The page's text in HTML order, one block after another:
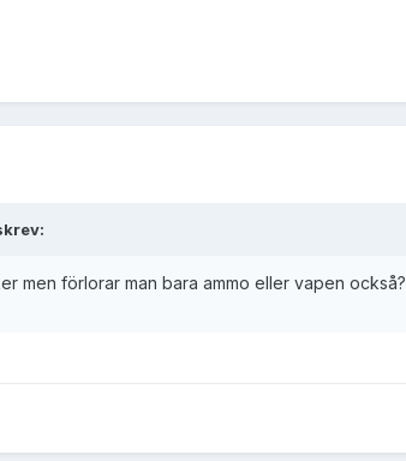
men förlorar man bara ammo eller vapen också?